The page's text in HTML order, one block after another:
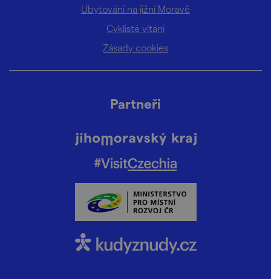
Ubytování na jižní Moravě
Cyklisté vítáni
Zásady cookies
Partneři